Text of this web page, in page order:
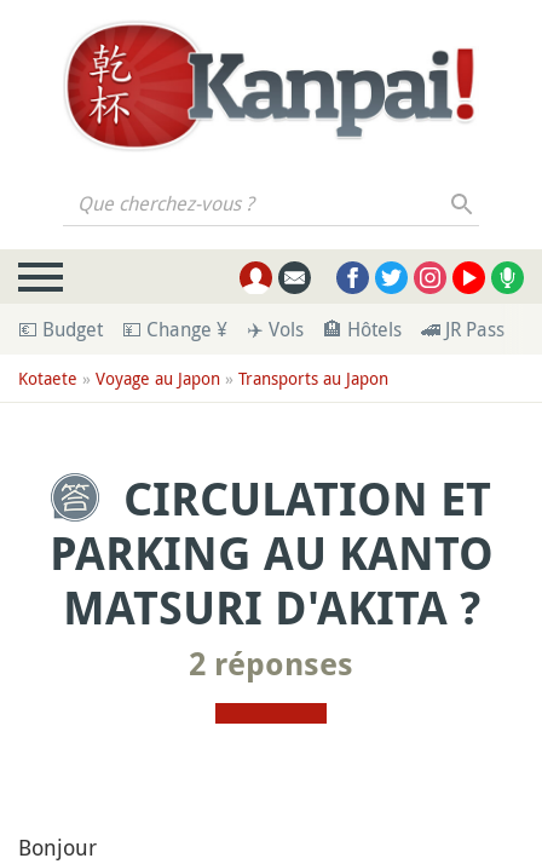
Que cherchez-vous ?
💶 Budget 💴 Change ¥ ✈️ Vols 🏨 Hôtels 🚄 JR Pass
Kotaete » Voyage au Japon » Transports au Japon
CIRCULATION ET
PARKING AU KANTO
MATSURI D'AKITA ?
2 réponses
Bonjour